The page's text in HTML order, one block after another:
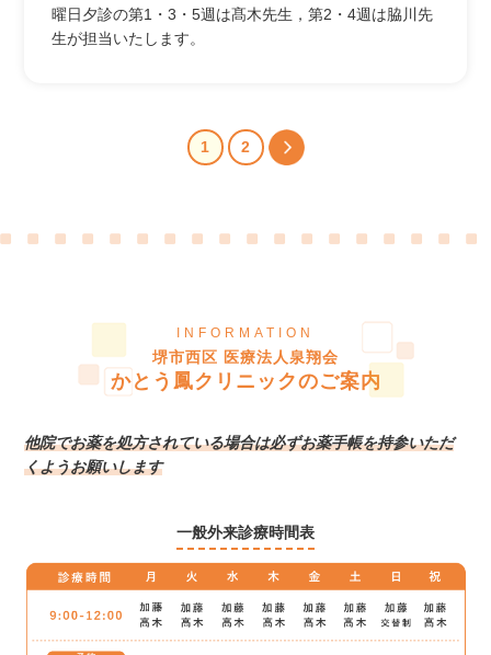
曜日夕診の第1・3・5週は髙木先生，第2・4週は脇川先
生が担当いたします。
1 2
INFORMATION
堺市西区 医療法人泉翔会
かとう鳳クリニックのご案内
他院でお薬を処方されている場合は必ずお薬手帳を持参いただ
くようお願いします
一般外来診療時間表